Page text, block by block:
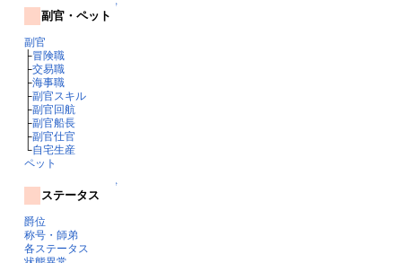
↑
副官・ペット
副官
├冒険職
├交易職
├海事職
├副官スキル
├副官回航
├副官船長
├副官仕官
└自宅生産
ペット
↑
ステータス
爵位
称号・師弟
各ステータス